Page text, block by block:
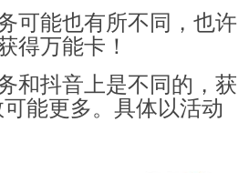
可能也有所不同，也许
得万能卡！
和抖音上是不同的，获
能更多。具体以活动